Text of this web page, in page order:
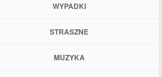
WYPADKI
STRASZNE
MUZYKA